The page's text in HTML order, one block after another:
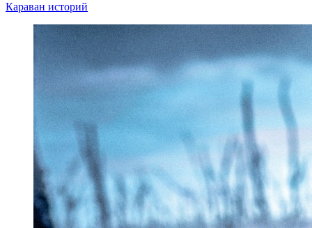
Караван историй